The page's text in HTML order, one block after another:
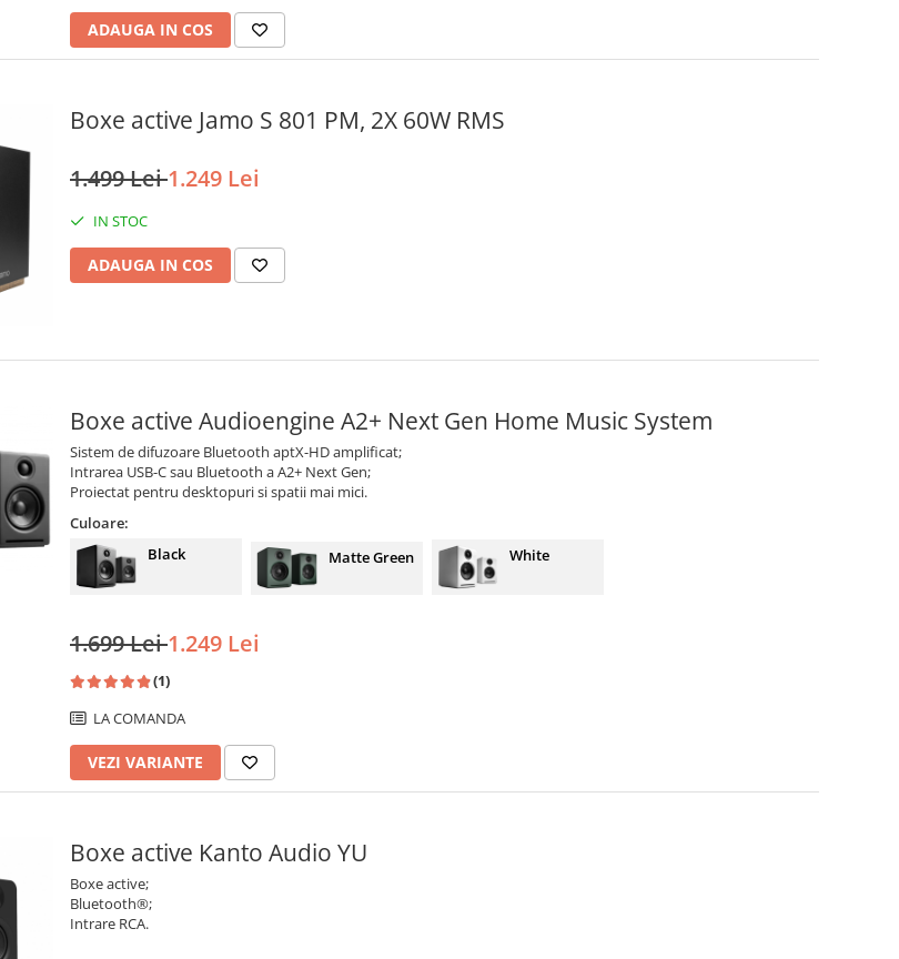
ADAUGA IN COS
Boxe active Jamo S 801 PM, 2X 60W RMS
1.499 Lei1.249 Lei
IN STOC
ADAUGA IN COS
Boxe active Audioengine A2+ Next Gen Home Music System
Sistem de difuzoare Bluetooth aptX-HD amplificat;
Intrarea USB-C sau Bluetooth a A2+ Next Gen;
Proiectat pentru desktopuri si spatii mai mici.
Culoare:
Black
Matte Green White
1.699 Lei1.249 Lei
(1)
LA COMANDA
VEZI VARIANTE
Boxe active Kanto Audio YU
Boxe active;
Bluetooth®;
Intrare RCA.